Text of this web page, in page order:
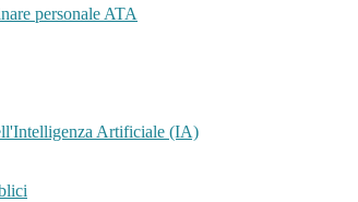
personale ATA
Artificiale (IA)